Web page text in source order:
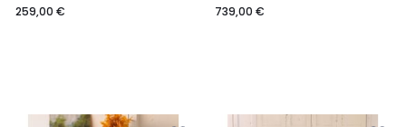
259,00 €
739,00 €